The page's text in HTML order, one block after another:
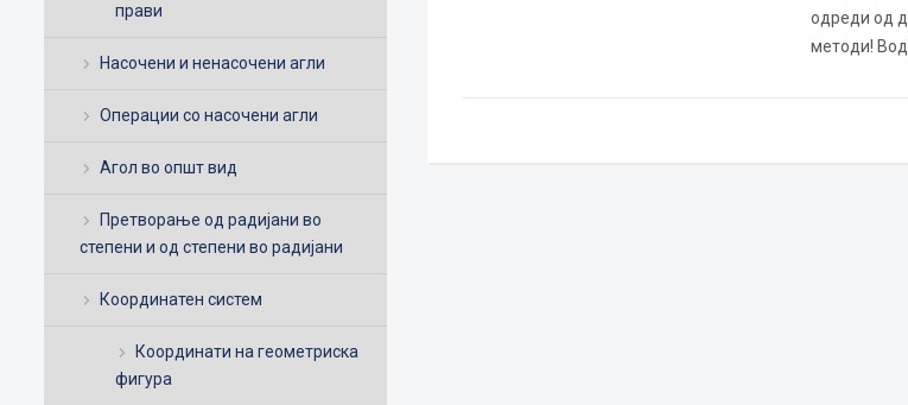
прави
Насочени и ненасочени агли
Операции со насочени агли
Агол во општ вид
Претворање од радијани во
степени и од степени во радијани
Координатен систем
Координати на геометриска
фигура
одреди од
методи!